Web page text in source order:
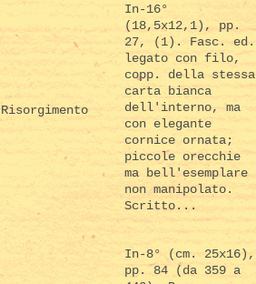
Risorgimento
In-16°
(18,5x12,1), pp.
27, (1). Fasc. ed.
legato con filo,
copp. della stessa
carta bianca
dell'interno, ma
con elegante
cornice ornata;
piccole orecchie
ma bell'esemplare
non manipolato.
Scritto...
In-8° (cm. 25x16),
pp. 84 (da 359 a